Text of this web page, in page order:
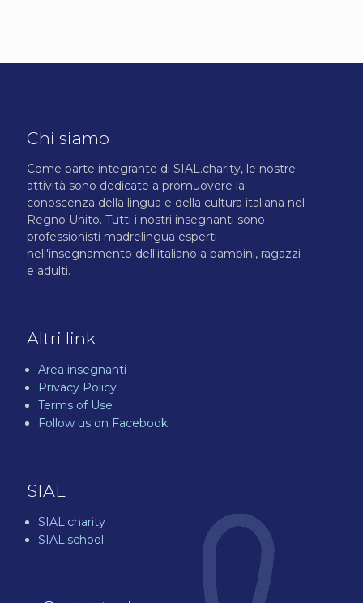
Chi siamo
Come parte integrante di SIAL.charity, le nostre
attività sono dedicate a promuovere la
conoscenza della lingua e della cultura italiana nel
Regno Unito. Tutti i nostri insegnanti sono
professionisti madrelingua esperti
nell'insegnamento dell'italiano a bambini, ragazzi
e adulti.
Altri link
Area insegnanti
Privacy Policy
Terms of Use
Follow us on Facebook
SIAL
SIAL.charity
SIAL.school